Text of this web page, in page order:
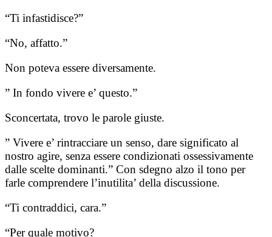
“Ti infastidisce?”
“No, affatto.”
Non poteva essere diversamente.
” In fondo vivere e’ questo.”
Sconcertata, trovo le parole giuste.
” Vivere e’ rintracciare un senso, dare significato al
nostro agire, senza essere condizionati ossessivamente
dalle scelte dominanti.” Con sdegno alzo il tono per
farle comprendere l’inutilita’ della discussione.
“Ti contraddici, cara.”
“Per quale motivo?